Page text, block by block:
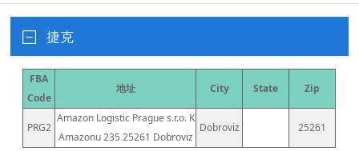
捷克
FBA
Code
地址 City State Zip
PRG2
Amazon Logistic Prague s.r.o. K
Amazonu 235 25261 Dobroviz
Dobroviz 25261